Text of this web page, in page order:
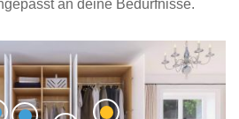
an deine Bedürfnisse.